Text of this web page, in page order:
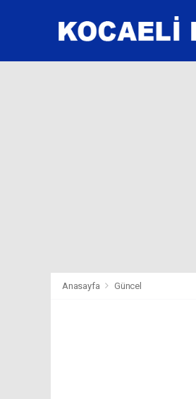
Anasayfa Güncel